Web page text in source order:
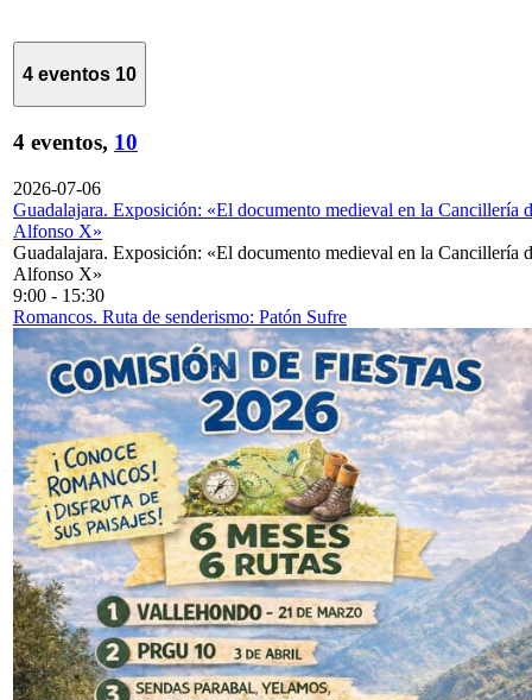
4 eventos 10
4 eventos, 10
2026-07-06
Guadalajara. Exposición: «El documento medieval en la Cancillería
Alfonso X»
Guadalajara. Exposición: «El documento medieval en la Cancillería
Alfonso X»
9:00 - 15:30
Romancos. Ruta de senderismo: Patón Sufre